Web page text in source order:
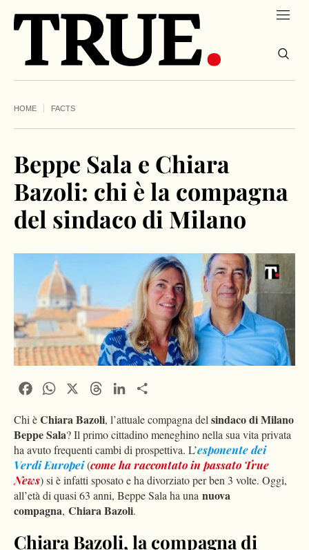
HOME FACTS
Beppe Sala e Chiara
Bazoli: chi è la compagna
del sindaco di Milano
FacebookWhatsApp ThreadsLinkedIn
Chi èChiara Bazoli, l’attuale compagna del sindaco di Milano
Beppe Sala? Il primo cittadino meneghino nella sua vita privata
ha avuto frequenti cambi di prospettiva. L’esponente dei
Verdi Europei(come ha raccontato in passato True
News) si è infatti sposato e ha divorziato per ben 3 volte. Oggi,
all’età di quasi 63 anni, Beppe Sala ha una nuova
compagna, Chiara Bazoli.
Chiara Bazoli, la compagna di